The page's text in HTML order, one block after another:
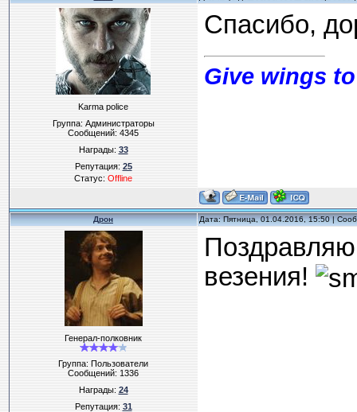
Karma police
Группа: Администраторы
Сообщений:4345
Награды:33
Репутация:25
Статус:Offline
Спасибо,
Give wings
Дрон Дата: Пятница, 01.04.2016, 15:50 |
Генерал-полковник
Группа: Пользователи
Сообщений:1336
Награды:24
Репутация:31
везения!